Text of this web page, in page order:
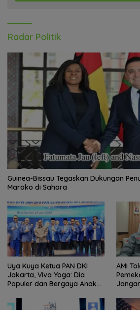
Radar Politik
Guinea-Bissau Tegaskan Dukungan
Maroko di Sahara
Uya Kuya Ketua PAN DKI
Jakarta, Viva Yoga: Dia
Populer dan Bergaya Anak
AMI
Politik